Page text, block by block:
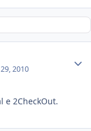
2010
e 2CheckOut.